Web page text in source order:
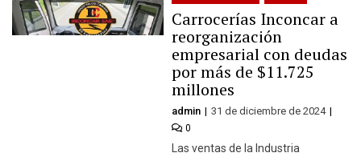
Carrocerías Inconcar a
reorganización
empresarial con deudas
por más de $11.725
millones
admin 31 de diciembre de 2024
0
Las ventas de la Industria